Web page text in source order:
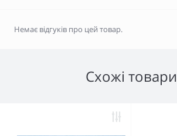
Немає відгуків про цей товар.
Схожі товари